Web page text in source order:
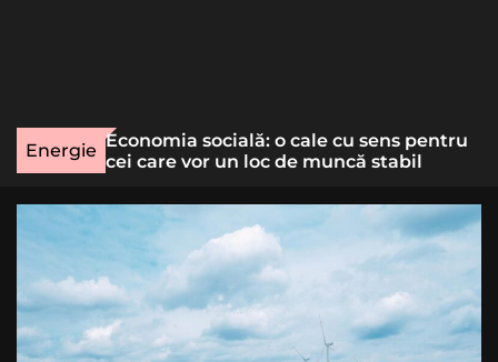
Energie
rară
Economia socială: o cale cu sens pentru
cei care vor un loc de muncă stabil